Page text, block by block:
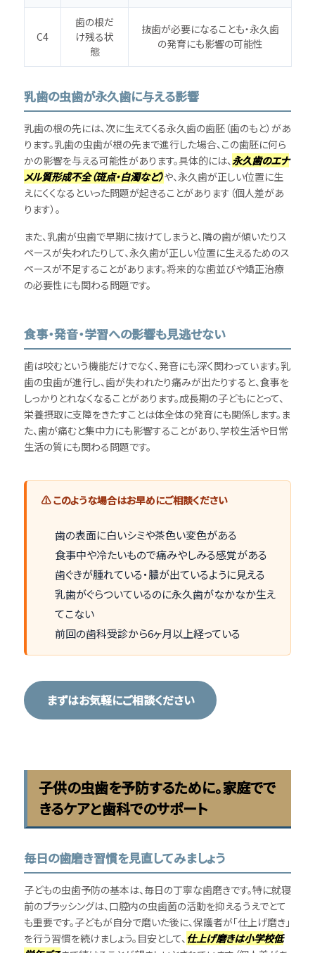
C4
歯の根だ
け残る状
態
抜歯が必要になることも・永久歯
の発育にも影響の可能性
乳歯の虫歯が永久歯に与える影響
乳歯の根の先には、次に生えてくる永久歯の歯胚（歯のもと）があ
ります。乳歯の虫歯が根の先まで進行した場合、この歯胚に何ら
かの影響を与える可能性があります。具体的には、永久歯のエナ
メル質形成不全（斑点・白濁など）や、永久歯が正しい位置に生
えにくくなるといった問題が起きることがあります（個人差があ
ります）。
また、乳歯が虫歯で早期に抜けてしまうと、隣の歯が傾いたりス
ペースが失われたりして、永久歯が正しい位置に生えるためのス
ペースが不足することがあります。将来的な歯並びや矯正治療
の必要性にも関わる問題です。
食事・発音・学習への影響も見逃せない
歯は咬むという機能だけでなく、発音にも深く関わっています。乳
歯の虫歯が進行し、歯が失われたり痛みが出たりすると、食事を
しっかりとれなくなることがあります。成長期の子どもにとって、
栄養摂取に支障をきたすことは体全体の発育にも関係します。ま
た、歯が痛むと集中力にも影響することがあり、学校生活や日常
生活の質にも関わる問題です。
⚠ このような場合はお早めにご相談ください
歯の表面に白いシミや茶色い変色がある
食事中や冷たいもので痛みやしみる感覚がある
歯ぐきが腫れている・膿が出ているように見える
乳歯がぐらついているのに永久歯がなかなか生え
てこない
前回の歯科受診から6ヶ月以上経っている
まずはお気軽にご相談ください
子供の虫歯を予防するために。家庭でで
きるケアと歯科でのサポート
毎日の歯磨き習慣を見直してみましょう
子どもの虫歯予防の基本は、毎日の丁寧な歯磨きです。特に就寝
前のブラッシングは、口腔内の虫歯菌の活動を抑えるうえでとて
も重要です。子どもが自分で磨いた後に、保護者が「仕上げ磨き」
を行う習慣を続けましょう。目安として、 仕上げ磨きは小学校低